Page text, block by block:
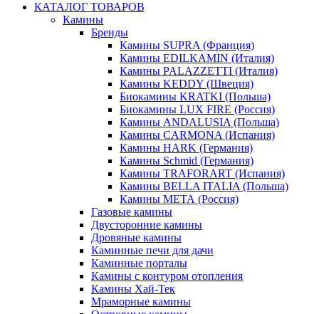
КАТАЛОГ ТОВАРОВ
Камины
Бренды
Камины SUPRA (Франция)
Камины EDILKAMIN (Италия)
Камины PALAZZETTI (Италия)
Камины KEDDY (Швеция)
Биокамины KRATKI (Польша)
Биокамины LUX FIRE (Россия)
Камины ANDALUSIA (Польша)
Камины CARMONA (Испания)
Камины HARK (Германия)
Камины Schmid (Германия)
Камины TRAFORART (Испания)
Камины BELLA ITALIA (Польша)
Камины МЕТА (Россия)
Газовые камины
Двусторонние камины
Дровяные камины
Каминные печи для дачи
Каминные порталы
Камины с контуром отопления
Камины Хай-Тек
Мраморные камины